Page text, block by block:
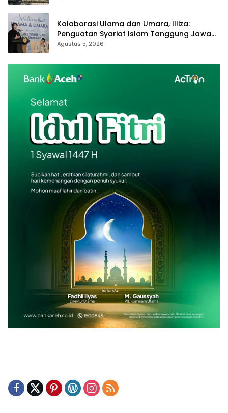
Kolaborasi Ulama dan Umara, Illiza:
Penguatan Syariat Islam Tanggung Jawab
Bersama
Agustus 5, 2026